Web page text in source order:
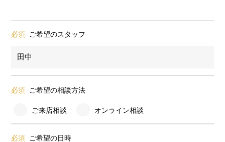
必須 ご希望のスタッフ
必須 ご希望の相談方法
ご来店相談 オンライン相談
必須 ご希望の日時